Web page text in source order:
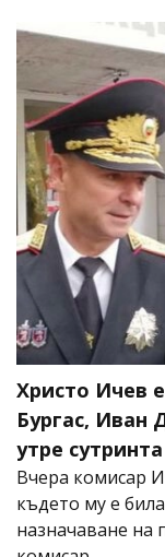
Христо Ичев
Бургас, Иван
утре сутринта
Вчера комисар
където му е
назначаване на